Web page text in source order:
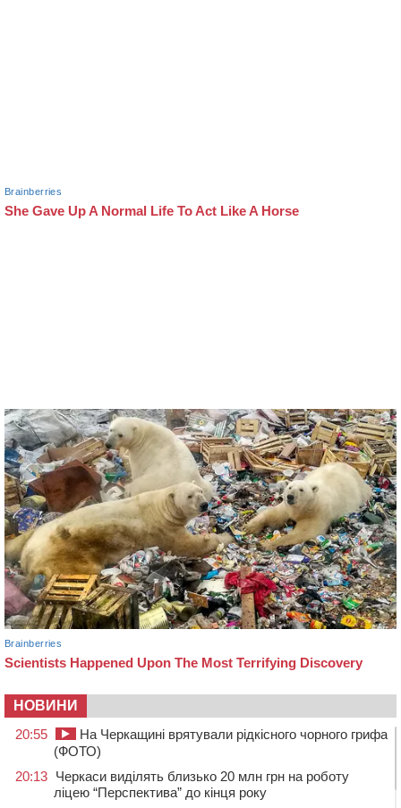
НОВИНИ
20:55
На Черкащині врятували рідкісного чорного грифа
(ФОТО)
20:13 Черкаси виділять близько 20 млн грн на роботу
ліцею “Перспектива” до кінця року